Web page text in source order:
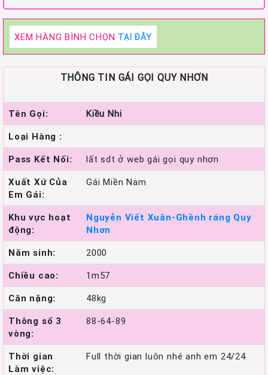
XEM HÀNG BÌNH CHỌN TẠI ĐÂY
THÔNG TIN GÁI GỌI QUY NHƠN
Tên Gọi:
Kiều Nhi
Loại Hàng :
Pass Kết Nối:
lất sdt ở web gái gọi quy nhơn
Xuất Xứ Của
Em Gái:
Gái Miền Nam
Khu vực hoạt
động:
Nguyễn Viết Xuân-Ghềnh ráng Quy
Nhơn
Năm sinh:
2000
Chiều cao:
1m57
Cân nặng:
48kg
Thông số 3
vòng:
88-64-89
Thời gian
Làm việc:
Full thời gian luôn nhé anh em 24/24